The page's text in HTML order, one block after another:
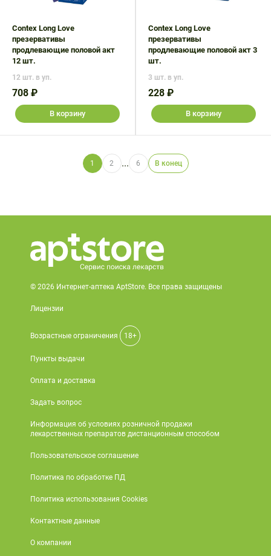
Contex Long Love
презервативы
продлевающие половой акт
12 шт.
12 шт. в уп.
708 ₽
В корзину
Contex Long Love
презервативы
продлевающие половой акт 3
шт.
3 шт. в уп.
228 ₽
В корзину
1 2 ... 6 В конец
© 2026 Интернет-аптека AptStore. Все права защищены
Лицензии
Возрастные ограничения 18+
Пункты выдачи
Оплата и доставка
Задать вопрос
Информация об условиях розничной продажи
лекарственных препаратов дистанционным способом
Пользовательское соглашение
Политика по обработке ПД
Политика использования Cookies
Контактные данные
О компании